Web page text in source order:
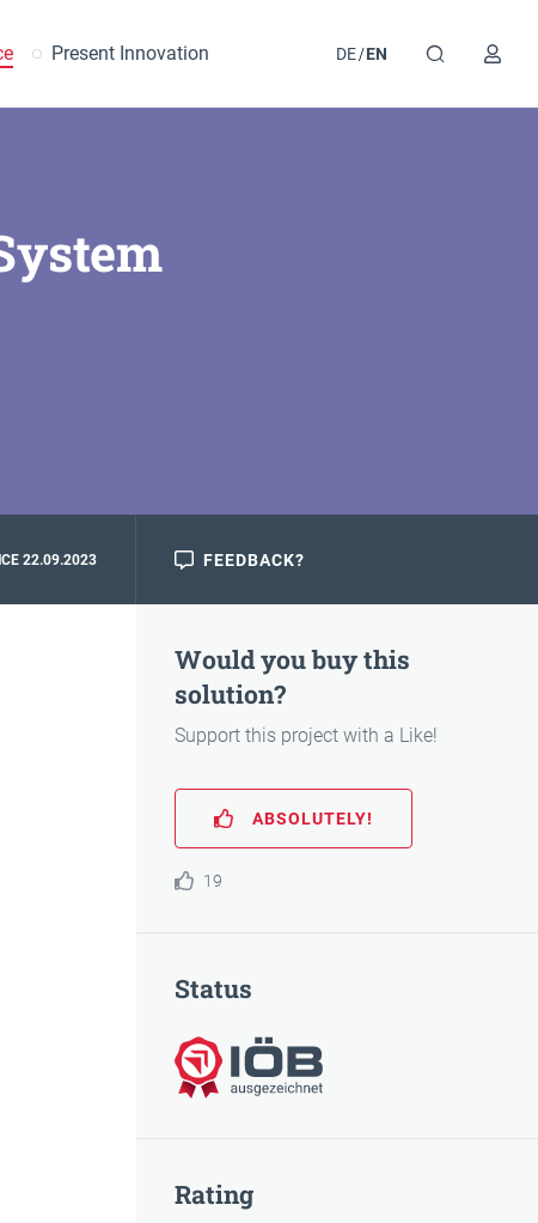
Present Innovation DE EN
22.09.2023 FEEDBACK?
Would you buy this
solution?
Support this project with a Like!
ABSOLUTELY!
19
Status
Awarded
Rating